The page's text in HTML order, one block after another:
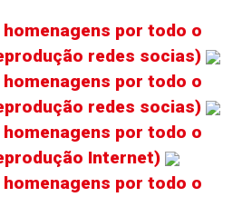
por todo o
redes socias)
por todo o
redes socias)
por todo o
Internet)
por todo o